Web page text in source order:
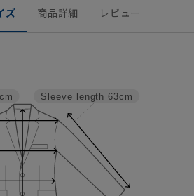
ズ 商品詳細 レビュー
Sleeve length 63cm